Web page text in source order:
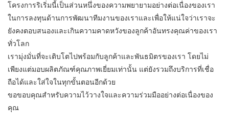
โครงการริเริ่มนี้เป็นส่วนหนึ่งของความพยายามอย่างต่อเนื่องของเรา
ในการลงทุนด้านการพัฒนาทีมงานของเราและเพื่อให้แน่ใจว่าเราจะ
ยังคงตอบสนองและเกินความคาดหวังของลูกค้าอันทรงคุณค่าของเรา
ทั่วโลก
เรามุ่งมั่นที่จะเติบโตไปพร้อมกับลูกค้าและพันธมิตรของเรา โดยไม่
เพียงแต่มอบผลิตภัณฑ์คุณภาพเยี่ยมเท่านั้น แต่ยังรวมถึงบริการที่เชื่อ
ถือได้และใส่ใจในทุกขั้นตอนอีกด้วย
ขอขอบคุณสำหรับความไว้วางใจและความร่วมมืออย่างต่อเนื่องของ
คุณ